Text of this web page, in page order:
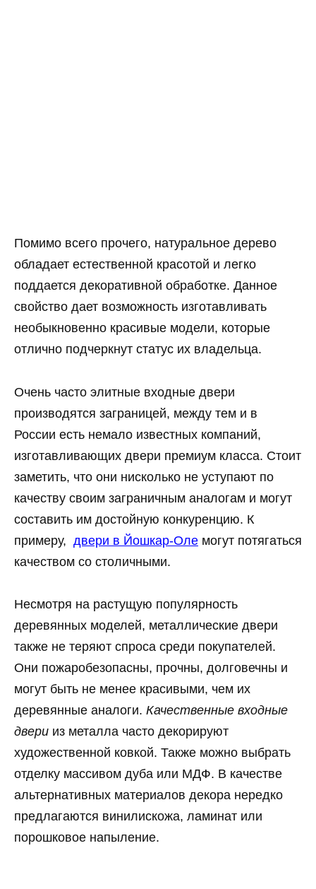
Помимо всего прочего, натуральное дерево
обладает естественной красотой и легко
поддается декоративной обработке. Данное
свойство дает возможность изготавливать
необыкновенно красивые модели, которые
отлично подчеркнут статус их владельца.
Очень часто элитные входные двери
производятся заграницей, между тем и в
России есть немало известных компаний,
изготавливающих двери премиум класса. Стоит
заметить, что они нисколько не уступают по
качеству своим заграничным аналогам и могут
составить им достойную конкуренцию. К
примеру, двери в Йошкар-Оле могут потягаться
качеством со столичными.
Несмотря на растущую популярность
деревянных моделей, металлические двери
также не теряют спроса среди покупателей.
Они пожаробезопасны, прочны, долговечны и
могут быть не менее красивыми, чем их
деревянные аналоги. Качественные входные
двери из металла часто декорируют
художественной ковкой. Также можно выбрать
отделку массивом дуба или МДФ. В качестве
альтернативных материалов декора нередко
предлагаются винилискожа, ламинат или
порошковое напыление.